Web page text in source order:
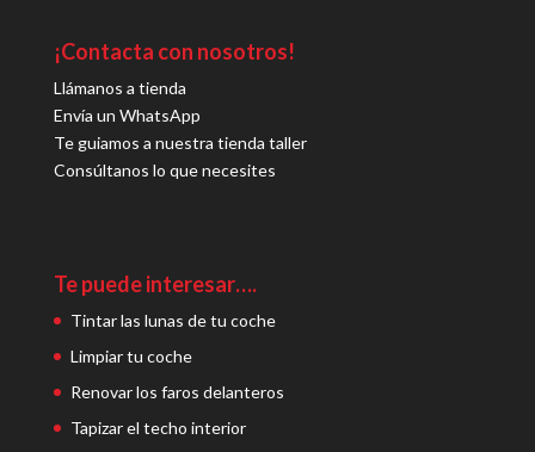
¡Contacta con nosotros!
Llámanos a tienda
Envía un WhatsApp
Te guiamos a nuestra tienda taller
Consúltanos lo que necesites
Te puede interesar….
Tintar las lunas de tu coche
Limpiar tu coche
Renovar los faros delanteros
Tapizar el techo interior